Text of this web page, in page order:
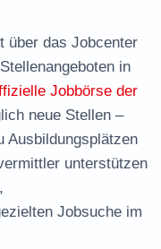
über das Jobcenter
in
Jobbörse der
neue Stellen –
Ausbildungsplätzen
unterstützen
Jobsuche im